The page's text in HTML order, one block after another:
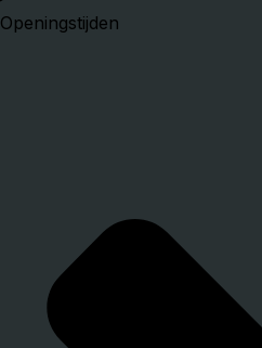
Openingstijden